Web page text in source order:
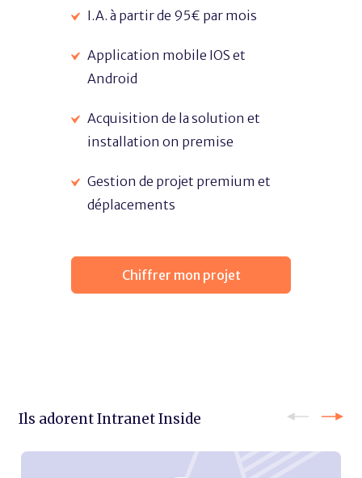
I.A. à partir de 95€ par mois
Application mobile IOS et
Android
Acquisition de la solution et
installation on premise
Gestion de projet premium et
déplacements
Chiffrer mon projet
Ils adorent Intranet Inside